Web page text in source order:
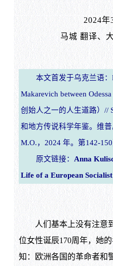
2024年
马城 翻译、
本文首发于乌克兰语：
Makarevich between
创始人之一的人生道路）//
和地方传说科学年鉴。维
M.O.，2024 年。第142-150
原文链接： Anna
Life of a European Socialist
人们基本上没有注意到
位女性诞辰170周年，她
知：欧洲各国的革命者和